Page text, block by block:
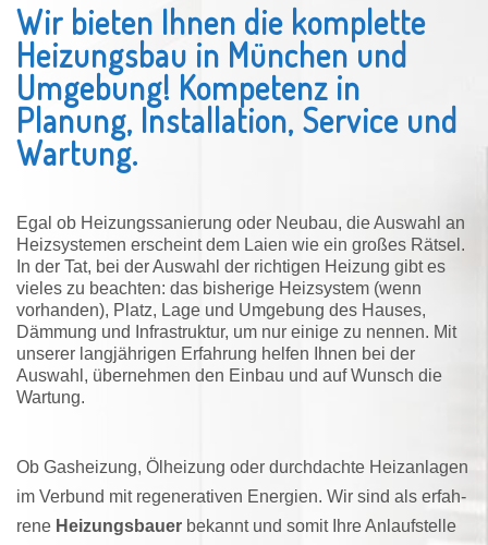
Wir bieten Ihnen die komplette
Heizungsbau in München und
Umgebung! Kompetenz in
Planung, Installation, Service und
Wartung.
Egal ob Heizungssanierung oder Neubau, die Auswahl an
Heizsystemen erscheint dem Laien wie ein großes Rätsel.
In der Tat, bei der Auswahl der richtigen Heizung gibt es
vieles zu beachten: das bisherige Heizsystem (wenn
vorhanden), Platz, Lage und Umgebung des Hauses,
Dämmung und Infrastruktur, um nur einige zu nennen. Mit
unserer langjährigen Erfahrung helfen Ihnen bei der
Auswahl, übernehmen den Einbau und auf Wunsch die
Wartung.
Ob Gas­heizung, Ölheizung oder durch­dachte Heiz­an­lagen
im Verbund mit rege­ne­rativen Ener­gien. Wir sind als er­fah­
re­ne Hei­zungs­bauer bekannt und somit Ihre Anlauf­stelle